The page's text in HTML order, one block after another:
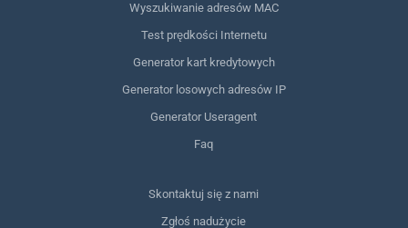
Wyszukiwanie adresów MAC
Test prędkości Internetu
Generator kart kredytowych
Generator losowych adresów IP
Generator Useragent
Faq
Skontaktuj się z nami
Zgłoś nadużycie